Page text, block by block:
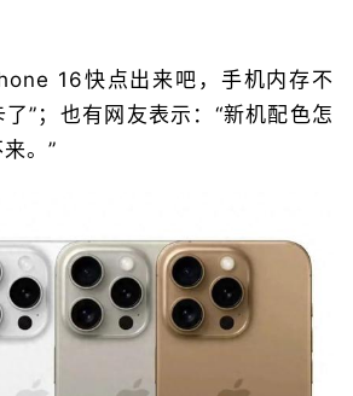
16快点出来吧，手机内存不
”；也有网友表示：“新机配色怎
。”